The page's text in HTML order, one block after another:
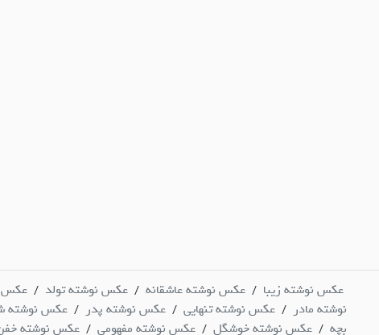
عکس نوشته زیبا / عکس نوشته عاشقانه / عکس نوشته تولد / عکس
نوشته مادر / عکس نوشته تنهایی / عکس نوشته پدر / عکس نوشته
بچه / عکس نوشته خوشگل / عکس نوشته مفهومی / عکس نوشته